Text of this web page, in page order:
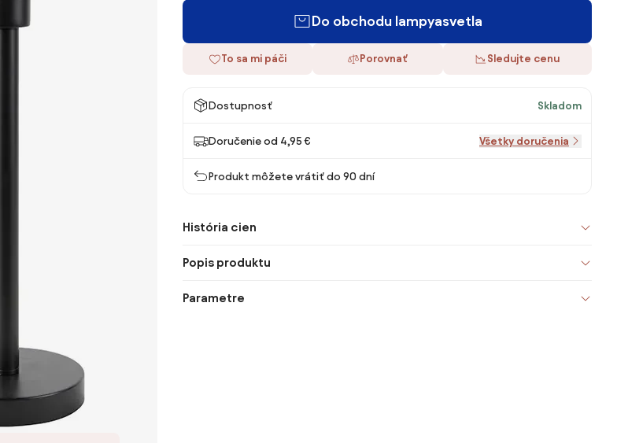
Do obchodu lampyasvetla
To sa mi páči Porovnať Sledujte cenu
Dostupnosť Skladom
Doručenie od 4,95 € Všetky doručenia
Produkt môžete vrátiť do 90 dní
História cien
Popis produktu
Parametre